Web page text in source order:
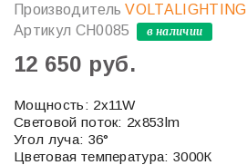
ПроизводительVOLTALIGHTING
Артикул CH0085 в наличии
12 650 руб.
Мощность: 2х11W
Световой поток: 2x853lm
Угол луча: 36°
Цветовая температура: 3000К